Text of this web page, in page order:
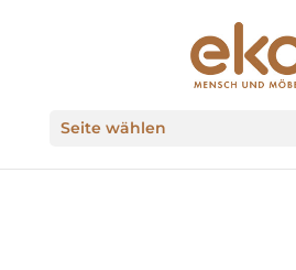
Seite wählen